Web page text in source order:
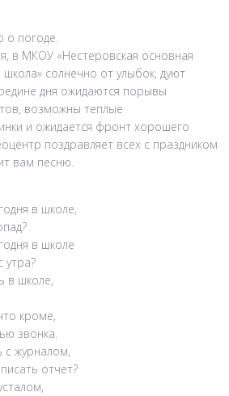
о погоде.
в МКОУ «Нестеровская основная
солнечно от улыбок, дуют
дня ожидаются порывы
возможны теплые
и ожидается фронт хорошего
поздравляет всех с праздником
вам песню.
в школе,
в школе
утра?
в школе,
кроме,
звонка.
с журналом,
отчет?